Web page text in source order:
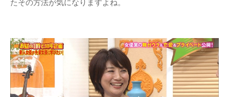
たその方法が気になりますよね。